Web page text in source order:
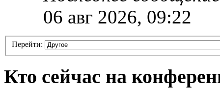
06 авг 2026, 09:22
Перейти:
Кто сейчас на